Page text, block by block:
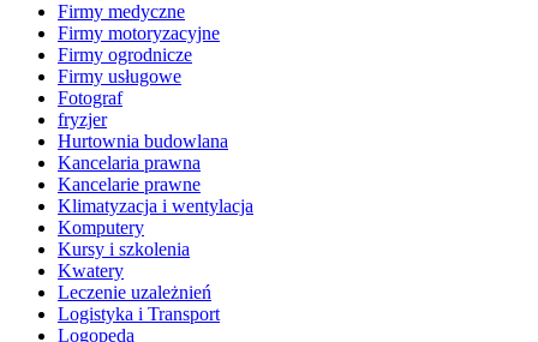
Firmy medyczne
Firmy motoryzacyjne
Firmy ogrodnicze
Firmy usługowe
Fotograf
fryzjer
Hurtownia budowlana
Kancelaria prawna
Kancelarie prawne
Klimatyzacja i wentylacja
Komputery
Kursy i szkolenia
Kwatery
Leczenie uzależnień
Logistyka i Transport
Logopeda